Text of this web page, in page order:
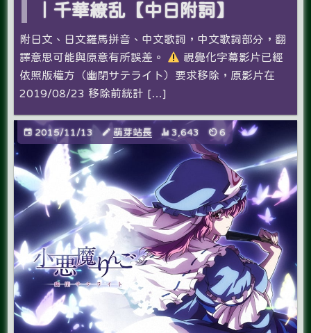
｜千華繚乱【中日附詞】
附日文、日文羅馬拼音、中文歌詞，中文歌詞部分，翻
譯意思可能與原意有所誤差。
視覺化字幕影片已經
依照版權方（幽閉サテライト）要求移除，原影片在
2019/08/23 移除前統計 […]
2015/11/13 萌芽站長 3,643 6